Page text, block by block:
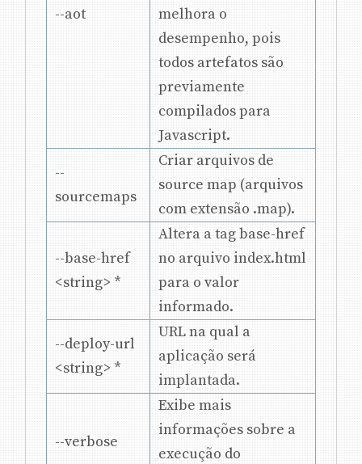
--aot
melhora o
desempenho, pois
todos artefatos são
previamente
compilados para
Javascript.
--
sourcemaps
Criar arquivos de
source map (arquivos
com extensão .map).
--base-href
<string> *
Altera a tag base-href
no arquivo index.html
para o valor
informado.
--deploy-url
<string> *
URL na qual a
aplicação será
implantada.
--verbose
Exibe mais
informações sobre a
execução do